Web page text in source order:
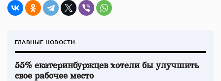
ГЛАВНЫЕ НОВОСТИ
55% екатеринбуржцев хотели бы улучшить
свое рабочее место